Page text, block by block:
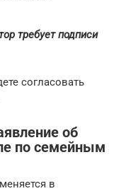
требует подписи
согласовать
об
по семейным
в